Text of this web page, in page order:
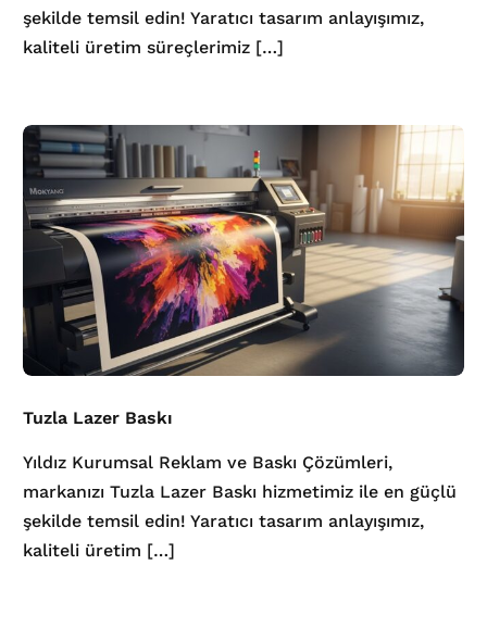
şekilde temsil edin! Yaratıcı tasarım anlayışımız,
kaliteli üretim süreçlerimiz […]
Tuzla Lazer Baskı
Yıldız Kurumsal Reklam ve Baskı Çözümleri,
markanızı Tuzla Lazer Baskı hizmetimiz ile en güçlü
şekilde temsil edin! Yaratıcı tasarım anlayışımız,
kaliteli üretim […]